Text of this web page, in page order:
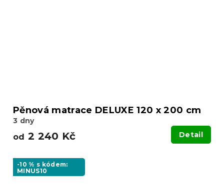
Pěnová matrace DELUXE 120 x 200 cm
3 dny
od 2 240 Kč Detail
-10 % s kódem:
MINUS10